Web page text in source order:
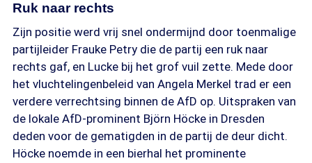
Ruk naar rechts
Zijn positie werd vrij snel ondermijnd door toenmalige
partijleider Frauke Petry die de partij een ruk naar
rechts gaf, en Lucke bij het grof vuil zette. Mede door
het vluchtelingenbeleid van Angela Merkel trad er een
verdere verrechtsing binnen de AfD op. Uitspraken van
de lokale AfD-prominent Björn Höcke in Dresden
deden voor de gematigden in de partij de deur dicht.
Höcke noemde in een bierhal het prominente